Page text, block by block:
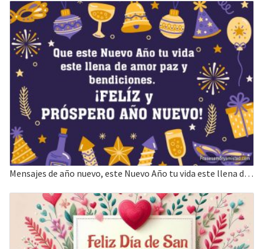
Mensajes de año nuevo, este Nuevo Año tu vida este llena de amor paz y bendiciones.